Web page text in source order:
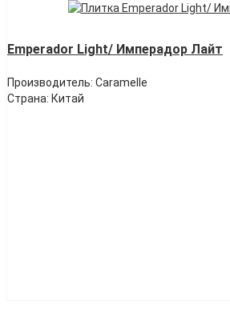
Emperador Light/ Имперадор Лайт
Производитель: Caramelle
Страна: Китай